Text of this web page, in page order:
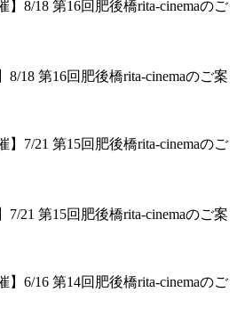
8/18 第16回肥後橋rita-cinemaのご案
7/21 第15回肥後橋rita-cinemaのご案